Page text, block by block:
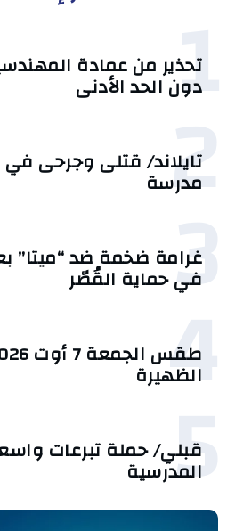
1
تحذير من عمادة
دون الحد الأدنى
2
تايلاند/ قتلى وجرحى في
مدرسة
3
غرامة ضخمة ضد “ميتا”
في حماية القُصّر
4
الظهيرة
5
قبلي/ حملة تبرعات
المدرسية